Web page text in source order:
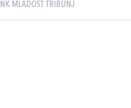
NK MLADOST TRIBUNJ